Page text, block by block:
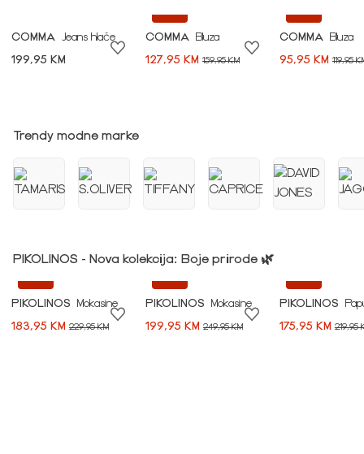
COMMA Jeans hlače
199,95 KM
COMMA
Bluza
127,95 KM 159,95 KM
COMMA
Bluza
95,95 KM 119,95
Trendy modne marke
PIKOLINOS - Nova kolekcija: Boje prirode 🌿
PIKOLINOS
Mokasine
183,95 KM 229,95 KM
PIKOLINOS
Mokasine
199,95 KM 249,95 KM
PIKOLINOS
175,95 KM 219,95